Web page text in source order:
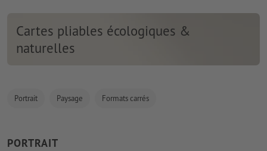
Cartes pliables écologiques &
naturelles
Portrait Paysage Formats carrés
PORTRAIT